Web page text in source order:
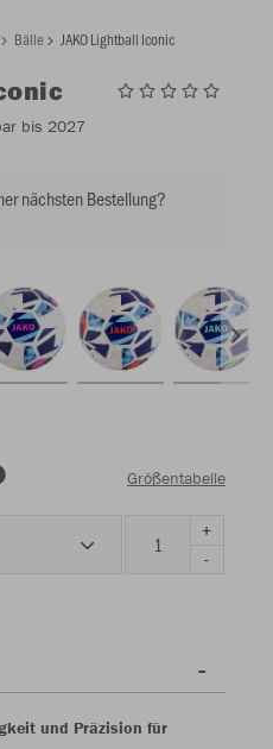
Bälle JAKO Lightball Iconic
bis 2027
nächsten Bestellung?
Größentabelle
+
-
und Präzision für